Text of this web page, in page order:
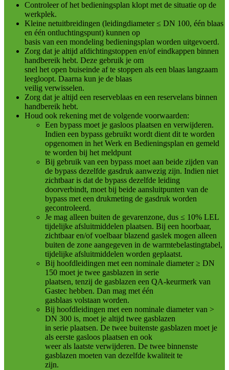
Controleer of het bedieningsplan klopt met de situatie op de
werkplek.
Kleine netuitbreidingen (leidingdiameter ≤ DN 100, één blaas
en één ontluchtingspunt) kunnen op
basis van een mondeling bedieningsplan worden uitgevoerd.
Zorg dat je altijd afdichtingstoppen en/of eindkappen binnen
handbereik hebt. Deze gebruik je om
snel het open buiseinde af te stoppen als een blaas langzaam
leegloopt. Daarna kun je de blaas
veilig verwisselen.
Zorg dat je altijd een reserveblaas en een reservelans binnen
handbereik hebt.
Houd ook rekening met de volgende voorwaarden:
Een bypass moet je gasloos plaatsen en verwijderen.
Indien een bypass gebruikt wordt dient dit te worden
opgenomen in het Werk en Bedieningsplan en gemeld
te worden bij het meldpunt
Bij gebruik van een bypass moet aan beide zijden van
de bypass dezelfde gasdruk aanwezig zijn. Indien niet
zichtbaar is dat de bypass dezelfde leiding
doorverbindt, moet bij beide aansluitpunten van de
bypass met een drukmeting de gasdruk worden
gecontroleerd.
Je mag alleen buiten de gevarenzone, dus ≤ 10% LEL
tijdelijke afsluitmiddelen plaatsen. Bij een hoorbaar,
zichtbaar en/of voelbaar blazend gaslek mogen alleen
buiten de zone aangegeven in de warmtebelastingtabel,
tijdelijke afsluitmiddelen worden geplaatst.
Bij hoofdleidingen met een nominale diameter ≥ DN
150 moet je twee gasblazen in serie
plaatsen, tenzij de gasblazen een QA-keurmerk van
Gastec hebben. Dan mag met één
gasblaas volstaan worden.
Bij hoofdleidingen met een nominale diameter van >
DN 300 is, moet je altijd twee gasblazen
in serie plaatsen. De twee buitenste gasblazen moet je
als eerste gasloos plaatsen en ook
weer als laatste verwijderen. De twee binnenste
gasblazen moeten van dezelfde kwaliteit te
zijn.